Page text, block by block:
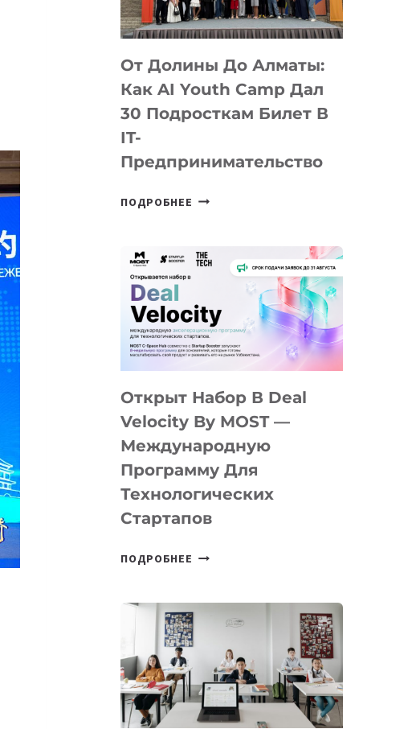
От Долины До Алматы:
Как AI Youth Camp Дал
30 Подросткам Билет В
IT-
Предпринимательство
ПОДРОБНЕЕ ОТ
АЛМАТЫ:
YOUTH
CAMP
ДАЛ
ПОДРОСТКАМ
БИЛЕТ
IT-
ПРЕДПРИНИМАТЕЛЬСТВО
Открыт Набор В Deal
Velocity By MOST —
Международную
Программу Для
Технологических
Стартапов
ПОДРОБНЕЕ ОТКРЫТ
DEAL
VELOCITY
MOST
—
МЕЖДУНАРОДНУЮ